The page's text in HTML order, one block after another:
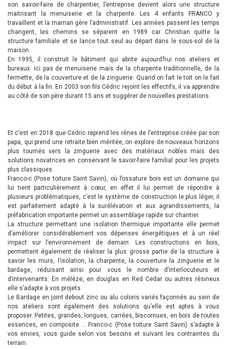
son savoir-faire de charpentier, l’entreprise devient alors une structure
maitrisant la menuiserie et la charpente. Les 4 enfants FRANCO y
travaillent et la maman gère l’administratif. Les années passent les temps
changent, les chemins se séparent en 1989 car Christian quitte la
structure familiale et se lance tout seul au départ dans le sous-sol de la
maison.
En 1995, il construit le bâtiment qui abrite aujourd’hui nos ateliers et
bureaux. Ici pas de menuiserie mais de la charpente traditionnelle, de la
fermette, de la couverture et de la zinguerie. Quand on fait le toit on le fait
du début à la fin. En 2003 son fils Cédric rejoint les effectifs, il va apprendre
au côté de son père durant 15 ans et suggérer de nouvelles prestations.
Et c’est en 2018 que Cédric reprend les rênes de l’entreprise créée par son
papa, qui prend une retraite bien méritée, on explore de nouveaux horizons
plus tournés vers la zinguerie avec des matériaux nobles mais des
solutions novatrices en conservant le savoir-faire familial pour les projets
plus classiques.
Franco-c (Pose toiture Saint Savin), où l’ossature bois est un domaine qui
lui tient particulièrement à cœur, en effet il lui permet de répondre à
plusieurs problématiques, c’est le système de construction le plus léger, il
est parfaitement adapté à la surélévation et aux agrandissements, la
préfabrication importante permet un assemblage rapide sur chantier.
La structure permettant une isolation thermique importante elle permet
d’améliorer considérablement vos dépenses énergétiques et à un réel
impact sur l’environnement de demain. Les constructions en bois,
permettent également de réaliser la plus grosse partie de la structure à
savoir les murs, l’isolation, la charpente, la couverture la zinguerie et le
bardage, réduisant ainsi pour vous le nombre d’interlocuteurs et
d’intervenants. En mélèze, en douglas en Red Cedar ou autres résineux
elle s’adapte à vos projets.
Le Bardage en joint debout zinc ou alu coloris variés façonnés au sein de
nos ateliers sont également des solutions qu’elle est aptes à vous
proposer. Petites, grandes, longues, carrées, biscornues, en bois de toutes
essences, en composite … Franco-c (Pose toiture Saint Savin) s’adapte à
vos envies, vous guide selon vos besoins et suivant les contraintes du
terrain.